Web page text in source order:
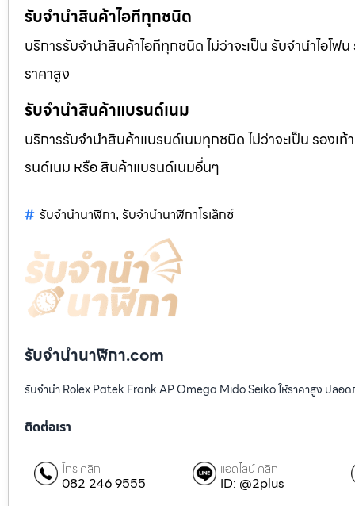
รับจำนำสินค้าไอทีทุกชนิด
บริการรับจำนำสินค้าไอทีทุกชนิด ไม่ว่าจะเป็น รับจำนำไอโ
ราคาสูง
รับจำนำสินค้าแบรนด์เนม
บริการรับจำนำสินค้าแบรนด์เนมทุกชนิด ไม่ว่าจะเป็น รองเ
รนด์เนม หรือ สินค้าแบรนด์เนมอื่นๆ
รับจำนำนาฬิกา, รับจำนำนาฬิกาโรเล็กซ์
รับจํานํานาฬิกา.com
รับจำนำ Rolex Patek Frank AP Omega Mido Seiko ให้ราคาสูง ปลอ
ติดต่อเรา
โทร คลิก
082 246 9555
แอดไลน์ คลิก
ID: @2plus